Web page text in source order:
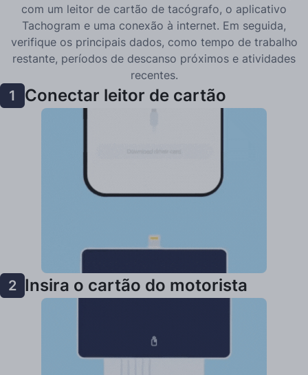
com um leitor de cartão de tacógrafo, o aplicativo
Tachogram e uma conexão à internet. Em seguida,
verifique os principais dados, como tempo de trabalho
restante, períodos de descanso próximos e atividades
recentes.
1 Conectar leitor de cartão
2 Insira o cartão do motorista